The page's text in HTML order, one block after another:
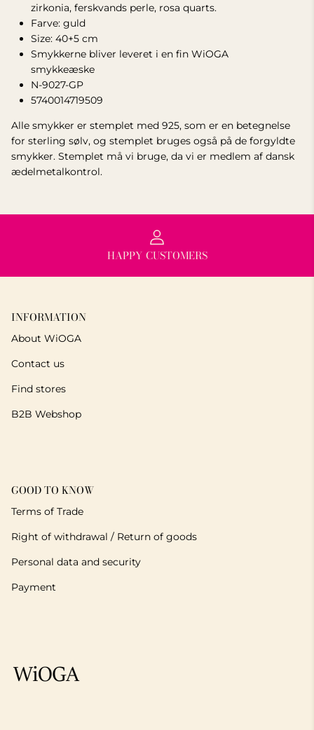
zirkonia, ferskvands perle, rosa quarts.
Farve: guld
Size: 40+5 cm
Smykkerne bliver leveret i en fin WiOGA
smykkeæske
N-9027-GP
5740014719509
Alle smykker er stemplet med 925, som er en betegnelse
for sterling sølv, og stemplet bruges også på de forgyldte
smykker. Stemplet må vi bruge, da vi er medlem af dansk
ædelmetalkontrol.
HAPPY CUSTOMERS
INFORMATION
About WiOGA
Contact us
Find stores
B2B Webshop
GOOD TO KNOW
Terms of Trade
Right of withdrawal / Return of goods
Personal data and security
Payment